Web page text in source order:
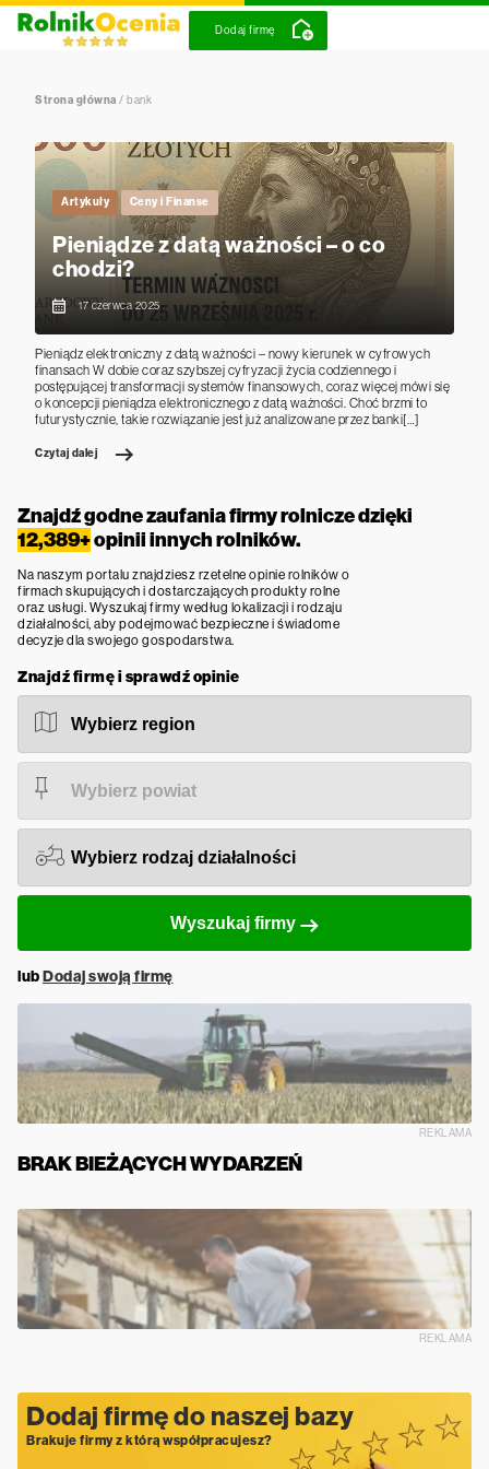
Dodaj firmę
Strona główna / bank
Artykuły Ceny i Finanse
Pieniądze z datą ważności – o co
chodzi?
17 czerwca 2025
Pieniądz elektroniczny z datą ważności – nowy kierunek w cyfrowych
finansach W dobie coraz szybszej cyfryzacji życia codziennego i
postępującej transformacji systemów finansowych, coraz więcej mówi się
o koncepcji pieniądza elektronicznego z datą ważności. Choć brzmi to
futurystycznie, takie rozwiązanie jest już analizowane przez banki[…]
Czytaj dalej
Znajdź godne zaufania firmy rolnicze dzięki
12,389+opinii innych rolników.
Na naszym portalu znajdziesz rzetelne opinie rolników o
firmach skupujących i dostarczających produkty rolne
oraz usługi. Wyszukaj firmy według lokalizacji i rodzaju
działalności, aby podejmować bezpieczne i świadome
decyzje dla swojego gospodarstwa.
Znajdź firmę i sprawdź opinie
Wyszukaj firmy
lubDodaj swoją firmę
REKLAMA
BRAK BIEŻĄCYCH WYDARZEŃ
REKLAMA
Dodaj firmę do naszej bazy
Brakuje firmy z którą współpracujesz?